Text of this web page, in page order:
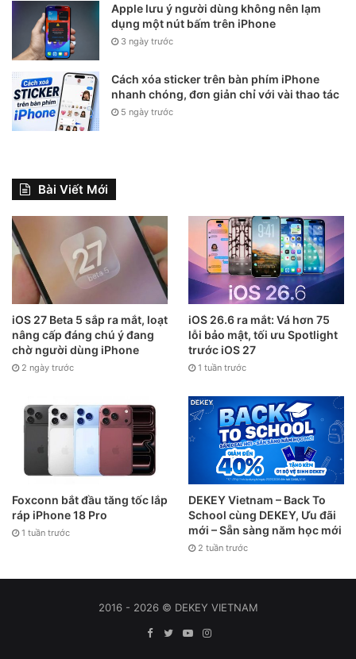
Apple lưu ý người dùng không nên lạm
dụng một nút bấm trên iPhone
3 ngày trước
Cách xóa sticker trên bàn phím iPhone
nhanh chóng, đơn giản chỉ với vài thao tác
5 ngày trước
Bài Viết Mới
iOS 27 Beta 5 sắp ra mắt, loạt
nâng cấp đáng chú ý đang
chờ người dùng iPhone
2 ngày trước
iOS 26.6 ra mắt: Vá hơn 75
lỗi bảo mật, tối ưu Spotlight
trước iOS 27
1 tuần trước
Foxconn bắt đầu tăng tốc lắp
ráp iPhone 18 Pro
1 tuần trước
DEKEY Vietnam – Back To
School cùng DEKEY, Ưu đãi
mới – Sẵn sàng năm học mới
2 tuần trước
2016 - 2026 © DEKEY VIETNAM
FacebookTwitterYouTubeInstagram